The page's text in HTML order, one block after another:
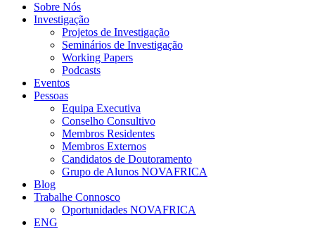
Sobre Nós
Investigação
Projetos de Investigação
Seminários de Investigação
Working Papers
Podcasts
Eventos
Pessoas
Equipa Executiva
Conselho Consultivo
Membros Residentes
Membros Externos
Candidatos de Doutoramento
Grupo de Alunos NOVAFRICA
Blog
Trabalhe Connosco
Oportunidades NOVAFRICA
ENG